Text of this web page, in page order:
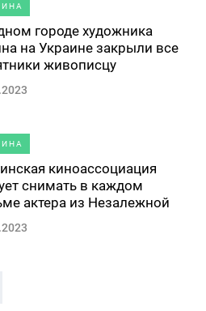
городе художника
на Украине закрыли все
живописцу
киноассоциация
снимать в каждом
актера из Незалежной